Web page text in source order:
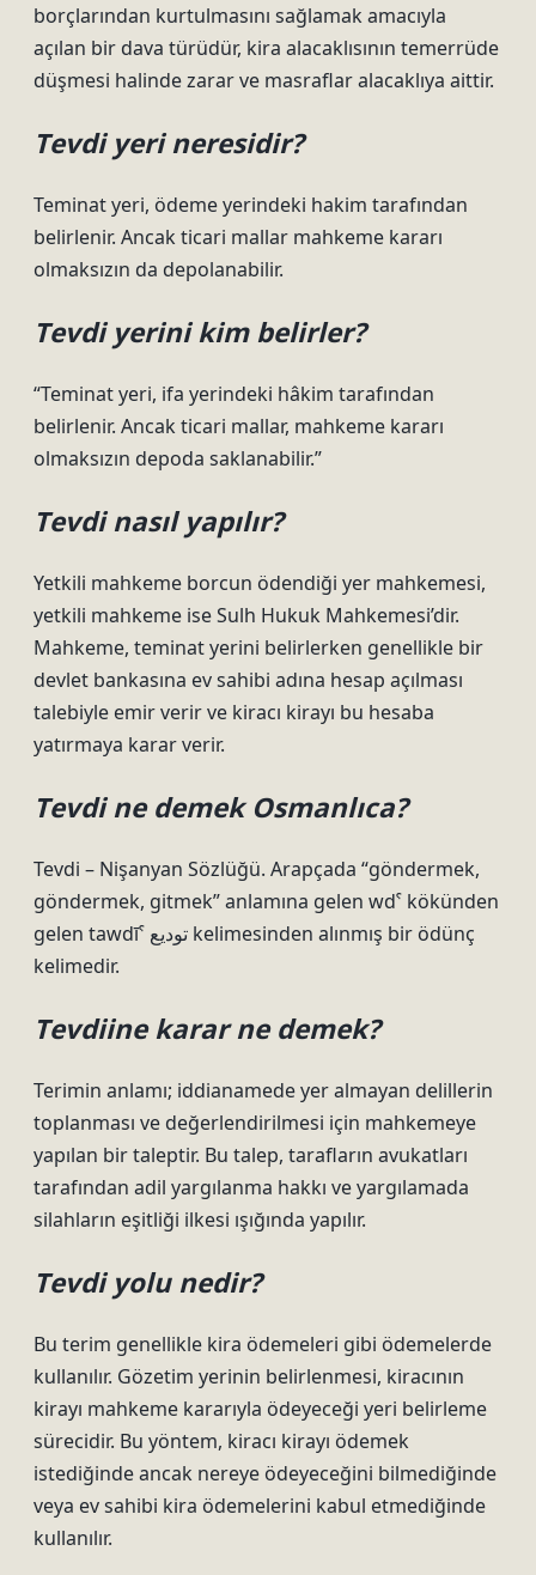
borçlarından kurtulmasını sağlamak amacıyla
açılan bir dava türüdür, kira alacaklısının temerrüde
düşmesi halinde zarar ve masraflar alacaklıya aittir.
Tevdi yeri neresidir?
Teminat yeri, ödeme yerindeki hakim tarafından
belirlenir. Ancak ticari mallar mahkeme kararı
olmaksızın da depolanabilir.
Tevdi yerini kim belirler?
“Teminat yeri, ifa yerindeki hâkim tarafından
belirlenir. Ancak ticari mallar, mahkeme kararı
olmaksızın depoda saklanabilir.”
Tevdi nasıl yapılır?
Yetkili mahkeme borcun ödendiği yer mahkemesi,
yetkili mahkeme ise Sulh Hukuk Mahkemesi’dir.
Mahkeme, teminat yerini belirlerken genellikle bir
devlet bankasına ev sahibi adına hesap açılması
talebiyle emir verir ve kiracı kirayı bu hesaba
yatırmaya karar verir.
Tevdi ne demek Osmanlıca?
Tevdi – Nişanyan Sözlüğü. Arapçada “göndermek,
göndermek, gitmek” anlamına gelen wdˁ kökünden
gelen tawdīˁ توديع kelimesinden alınmış bir ödünç
kelimedir.
Tevdiine karar ne demek?
Terimin anlamı; iddianamede yer almayan delillerin
toplanması ve değerlendirilmesi için mahkemeye
yapılan bir taleptir. Bu talep, tarafların avukatları
tarafından adil yargılanma hakkı ve yargılamada
silahların eşitliği ilkesi ışığında yapılır.
Tevdi yolu nedir?
Bu terim genellikle kira ödemeleri gibi ödemelerde
kullanılır. Gözetim yerinin belirlenmesi, kiracının
kirayı mahkeme kararıyla ödeyeceği yeri belirleme
sürecidir. Bu yöntem, kiracı kirayı ödemek
istediğinde ancak nereye ödeyeceğini bilmediğinde
veya ev sahibi kira ödemelerini kabul etmediğinde
kullanılır.